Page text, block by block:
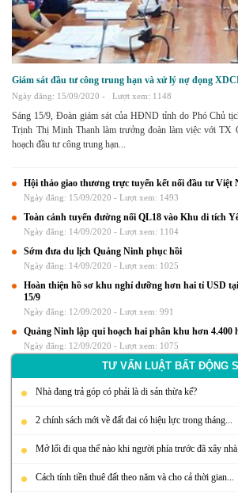
Giám sát đầu tư công trung hạn và xử lý nợ đọng
Ngày đăng: 15/09/2020 - Lượt xem: 1148
Sáng 15/9, Đoàn giám sát của HĐND tỉnh do Phó Chủ
Trịnh Thị Minh Thanh làm trưởng đoàn làm việc với TX
hoạch đầu tư công trung hạn...
Hội thảo giao thương trực tuyến kết nối đầu tư Việt
Ngày đăng: 15/09/2020 -Lượt xem: 1493
Toàn cảnh tuyến đường nối QL18 vào Khu di tích
Ngày đăng: 14/09/2020 -Lượt xem: 1104
Sớm đưa du lịch Quảng Ninh phục hồi
Ngày đăng: 14/09/2020 -Lượt xem: 1025
Hoàn thiện hồ sơ khu nghỉ dưỡng hơn hai tỉ USD
15/9
Ngày đăng: 12/09/2020 -Lượt xem: 991
Quảng Ninh lập qui hoạch hai phân khu hơn 4.400
Ngày đăng: 12/09/2020 -Lượt xem: 1075
TƯ VẤN LUẬT BẤT ĐỘNG
Nhà đang trả góp có phải là di sản thừa kế?
2 chính sách mới về đất đai có hiệu lực trong tháng...
Mở lối đi qua thế nào khi người phía trước đã xây
Cách tính tiền thuê đất theo năm và cho cả thời gian...